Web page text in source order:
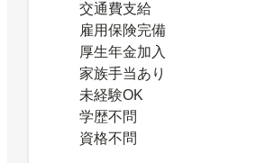
交通費支給
雇用保険完備
厚生年金加入
家族手当あり
未経験OK
学歴不問
資格不問